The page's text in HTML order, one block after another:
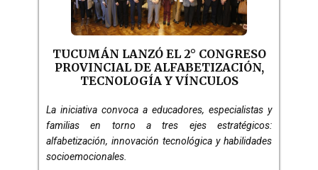
TUCUMÁN LANZÓ EL 2° CONGRESO
PROVINCIAL DE ALFABETIZACIÓN,
TECNOLOGÍA Y VÍNCULOS
La iniciativa convoca a educadores, especialistas y
familias en torno a tres ejes estratégicos:
alfabetización, innovación tecnológica y habilidades
socioemocionales.